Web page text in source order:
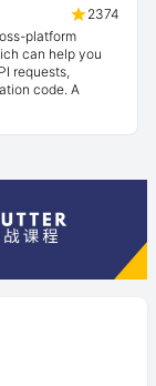
2374
platform
can help you
requests,
code. A